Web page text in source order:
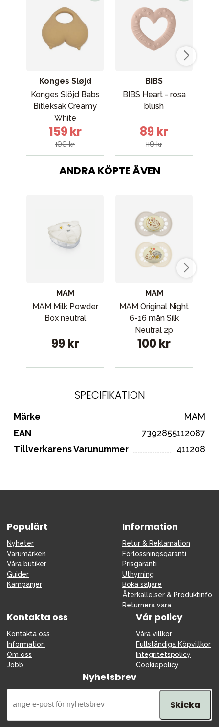
Konges Sløjd
Konges Slöjd Babs
Bitleksak Creamy
White
159 kr
199 kr
BIBS
BIBS Heart - rosa
blush
89 kr
119 kr
ANDRA KÖPTE ÄVEN
MAM
MAM Milk Powder
Box neutral
99 kr
MAM
MAM Original Night
6-16 mån Silk
Neutral 2p
100 kr
SPECIFIKATION
Märke
MAM
EAN
7392855112087
Tillverkarens Varunummer
411208
Populärt
Nyheter
Varumärken
Våra butiker
Guider
Kampanjer
Information
Retur & Reklamation
Förlossningsgaranti
Prisgaranti
Uthyrning
Boka säljare
Återkallelser & Produktinfo
Returnera vara
Kontakta oss
Kontakta oss
Information
Om oss
Jobb
Vår policy
Våra villkor
Fullständiga Köpvillkor
Integritetspolicy
Cookiepolicy
Nyhetsbrev
Skicka